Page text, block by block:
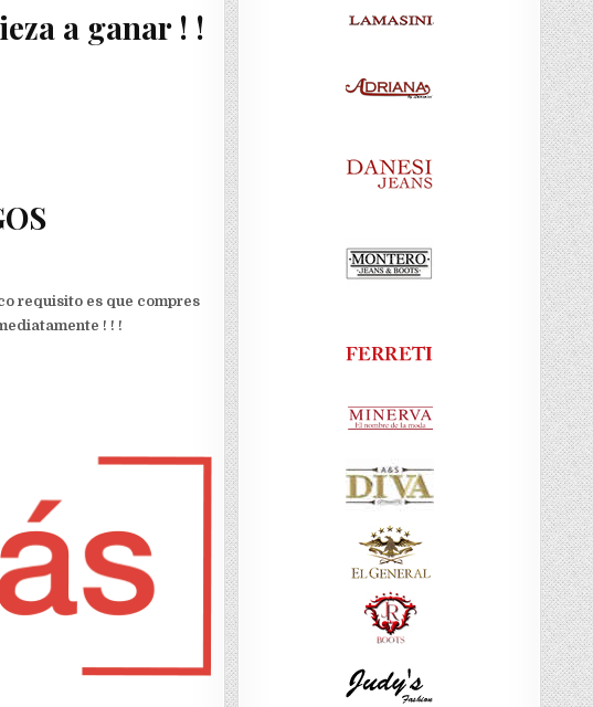
a ganar ! !
requisito es que compres
! ! !